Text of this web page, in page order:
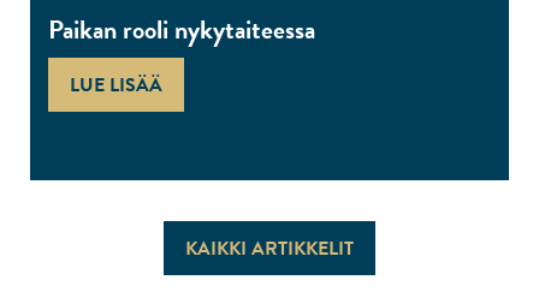
Paikan rooli nykytaiteessa
LUE LISÄÄ
KAIKKI ARTIKKELIT